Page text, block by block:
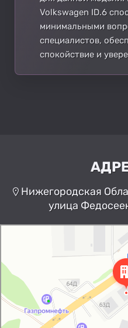
Volkswagen ID.6
минимальными
специалистов,
спокойствие и
Нижегородская
улица